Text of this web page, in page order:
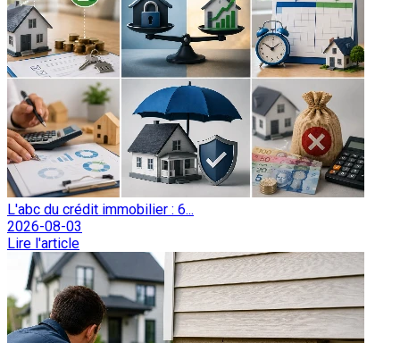
L'abc du crédit immobilier : 6...
2026-08-03
Lire l'article